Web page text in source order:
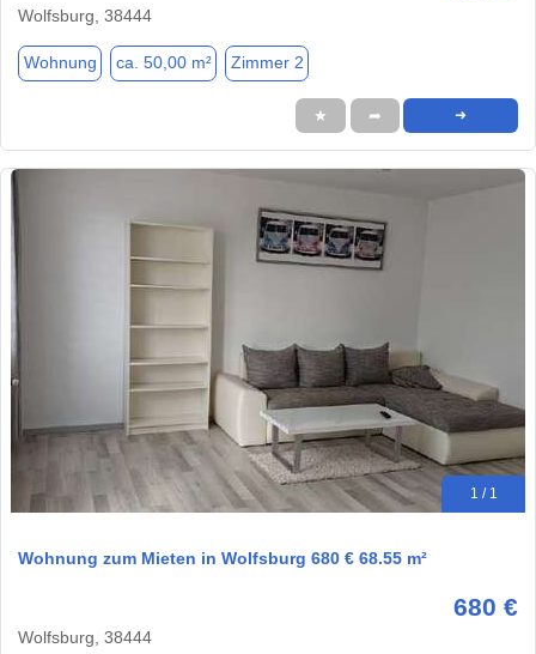
Wolfsburg, 38444
Wohnung ca. 50,00 m² Zimmer 2
★ ➦ ➜
1 / 1
Wohnung zum Mieten in Wolfsburg 680 € 68.55 m²
680 €
Wolfsburg, 38444